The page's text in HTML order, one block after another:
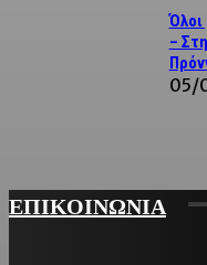
Όλοι
–
05/
ΕΠΙΚΟΙΝΩΝΙΑ